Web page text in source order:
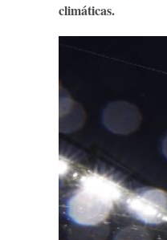
climáticas.